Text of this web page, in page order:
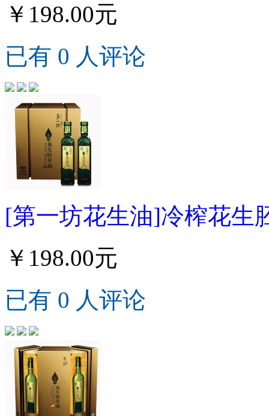
￥198.00元
已有 0 人评论
[第一坊花生油]冷榨花生
￥198.00元
已有 0 人评论